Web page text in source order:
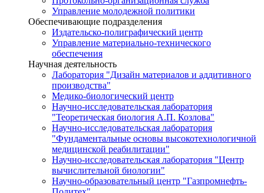
Управление молодежной политики
Обеспечивающие подразделения
Издательско-полиграфический центр
Управление материально-технического
обеспечения
Научная деятельность
Лаборатория "Дизайн материалов и аддитивного
производства"
Медико-биологический центр
Научно-исследовательская лаборатория
"Теоретическая биология А.П. Козлова"
Научно-исследовательская лаборатория
"Фундаментальные основы высокотехнологичной
медицинской реабилитации"
Научно-исследовательская лаборатория "Центр
вычислительной биологии"
Научно-образовательный центр "Газпромнефть-